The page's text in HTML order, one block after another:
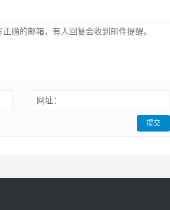
网址：
提交